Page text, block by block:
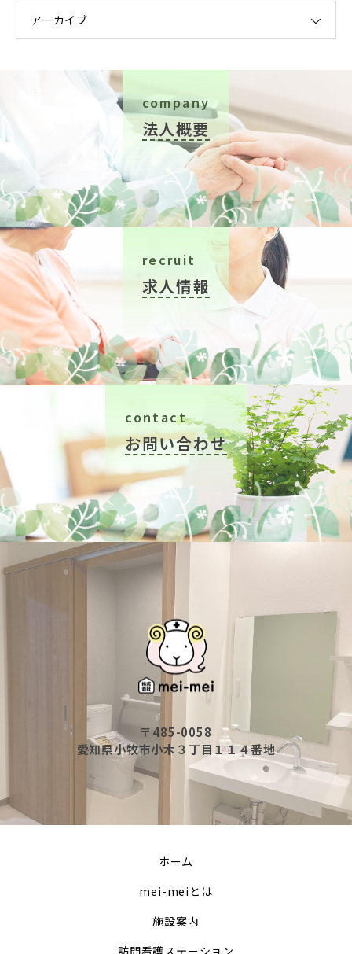
アーカイブ
company
法人概要
recruit
求人情報
contact
お問い合わせ
〒485-0058
愛知県小牧市小木３丁目１１４番地
ホーム
mei-meiとは
施設案内